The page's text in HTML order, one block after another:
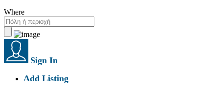
Where
Sign In
Add Listing